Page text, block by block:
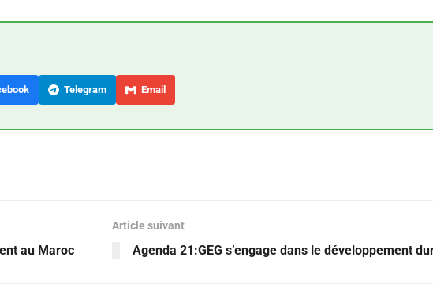
Telegram Email
au Maroc
Article suivant
Agenda 21:GEG s’engage dans le développement